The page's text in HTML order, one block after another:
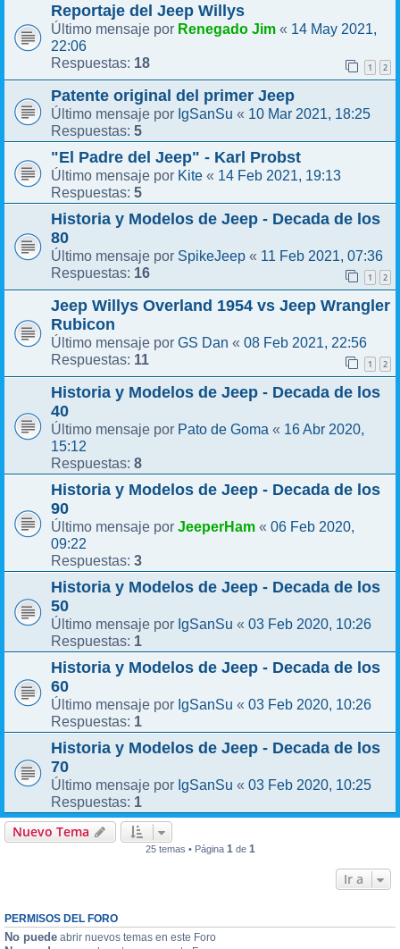
Reportaje del Jeep Willys
Último mensaje por Renegado Jim « 14 May 2021,
22:06
Respuestas: 18 1 2
Patente original del primer Jeep
Último mensaje por IgSanSu « 10 Mar 2021, 18:25
Respuestas: 5
"El Padre del Jeep" - Karl Probst
Último mensaje por Kite « 14 Feb 2021, 19:13
Respuestas: 5
Historia y Modelos de Jeep - Decada de los
80
Último mensaje por SpikeJeep « 11 Feb 2021, 07:36
Respuestas: 16 1 2
Jeep Willys Overland 1954 vs Jeep Wrangler
Rubicon
Último mensaje por GS Dan « 08 Feb 2021, 22:56
Respuestas: 11 1 2
Historia y Modelos de Jeep - Decada de los
40
Último mensaje por Pato de Goma « 16 Abr 2020,
15:12
Respuestas: 8
Historia y Modelos de Jeep - Decada de los
90
Último mensaje por JeeperHam « 06 Feb 2020,
09:22
Respuestas: 3
Historia y Modelos de Jeep - Decada de los
50
Último mensaje por IgSanSu « 03 Feb 2020, 10:26
Respuestas: 1
Historia y Modelos de Jeep - Decada de los
60
Último mensaje por IgSanSu « 03 Feb 2020, 10:26
Respuestas: 1
Historia y Modelos de Jeep - Decada de los
70
Último mensaje por IgSanSu « 03 Feb 2020, 10:25
Respuestas: 1
Nuevo Tema
25 temas • Página 1de 1
Ir a
PERMISOS DEL FORO
No puede abrir nuevos temas en este Foro